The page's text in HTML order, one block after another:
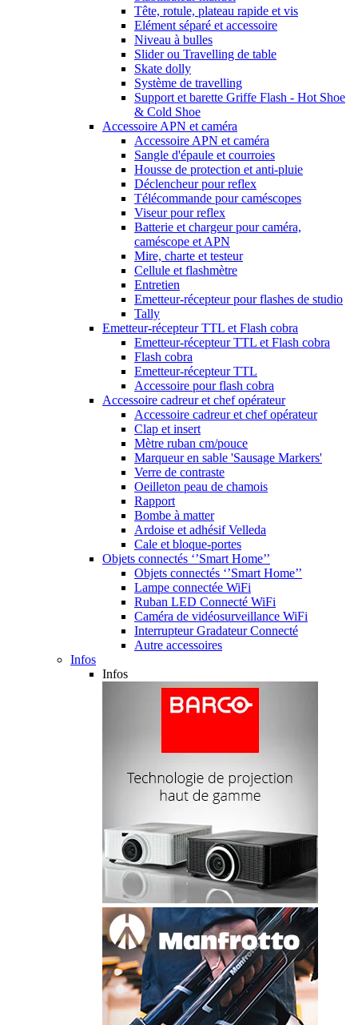
Tête, rotule, plateau rapide et vis
Elément séparé et accessoire
Niveau à bulles
Slider ou Travelling de table
Skate dolly
Système de travelling
Support et barette Griffe Flash - Hot Shoe
& Cold Shoe
Accessoire APN et caméra
Accessoire APN et caméra
Sangle d'épaule et courroies
Housse de protection et anti-pluie
Déclencheur pour reflex
Télécommande pour caméscopes
Viseur pour reflex
Batterie et chargeur pour caméra,
caméscope et APN
Mire, charte et testeur
Cellule et flashmètre
Entretien
Emetteur-récepteur pour flashes de studio
Tally
Emetteur-récepteur TTL et Flash cobra
Emetteur-récepteur TTL et Flash cobra
Flash cobra
Emetteur-récepteur TTL
Accessoire pour flash cobra
Accessoire cadreur et chef opérateur
Accessoire cadreur et chef opérateur
Clap et insert
Mètre ruban cm/pouce
Marqueur en sable 'Sausage Markers'
Verre de contraste
Oeilleton peau de chamois
Rapport
Bombe à matter
Ardoise et adhésif Velleda
Cale et bloque-portes
Objets connectés ‘’Smart Home’’
Objets connectés ‘’Smart Home’’
Lampe connectée WiFi
Ruban LED Connecté WiFi
Caméra de vidéosurveillance WiFi
Interrupteur Gradateur Connecté
Autre accessoires
Infos
Infos